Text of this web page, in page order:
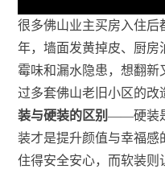
很多佛山业主买房入住
年，墙面发黄掉皮、厨房
霉味和漏水隐患，想翻
过多套佛山老旧小区的
装与硬装的区别——硬装
装才是提升颜值与幸福感
住得安全安心，而软装